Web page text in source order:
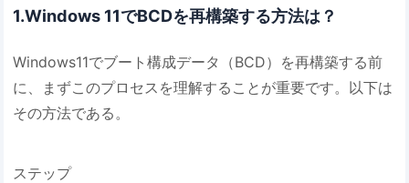
1.Windows 11でBCDを再構築する方法は？
Windows11でブート構成データ（BCD）を再構築する前
に、まずこのプロセスを理解することが重要です。以下は
その方法である。
ステップ